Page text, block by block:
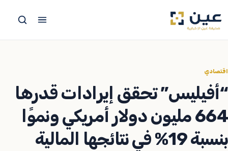
إلى
اقتصادي
“أفيليس” تحقق إيرادات قدرها
664 مليون دولار أمريكي ونموًا
بنسبة 19% في نتائجها المالية